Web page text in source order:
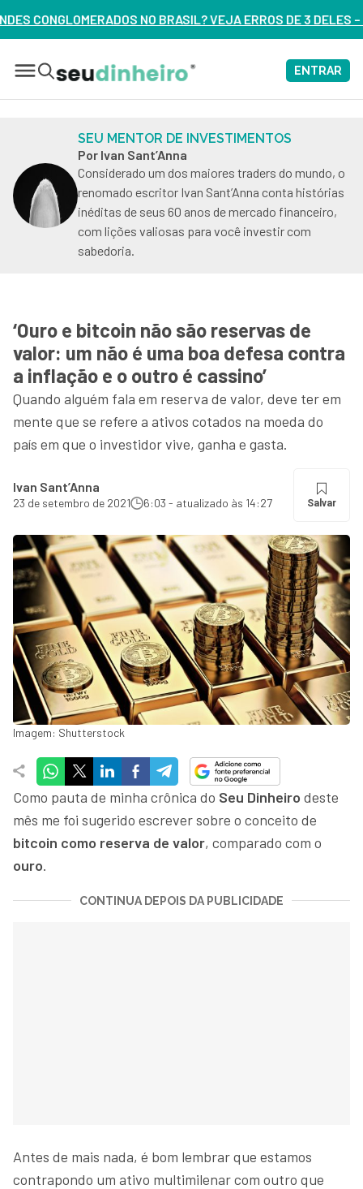
VEJA ERROS DE 3 DELES – ASSISTA AGORA
ENTRAR
SEU MENTOR DE INVESTIMENTOS
Por Ivan Sant’Anna
Considerado um dos maiores traders do mundo, o
renomado escritor Ivan Sant’Anna conta histórias
inéditas de seus 60 anos de mercado financeiro,
com lições valiosas para você investir com
sabedoria.
‘Ouro e bitcoin não são reservas de
valor: um não é uma boa defesa contra
a inflação e o outro é cassino’
Quando alguém fala em reserva de valor, deve ter em
mente que se refere a ativos cotados na moeda do
país em que o investidor vive, ganha e gasta.
Ivan Sant’Anna
23 de setembro de 2021 6:03 - atualizado às 14:27 Salvar
Imagem: Shutterstock
Como pauta de minha crônica do Seu Dinheiro deste
mês me foi sugerido escrever sobre o conceito de
bitcoin como reserva de valor, comparado com o
ouro.
CONTINUA DEPOIS DA PUBLICIDADE
Antes de mais nada, é bom lembrar que estamos
contrapondo um ativo multimilenar com outro que